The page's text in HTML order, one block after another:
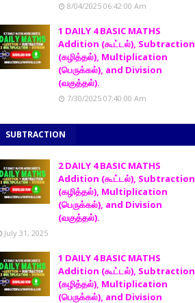
8/04/2025 06:42:00 Am
1 DAILY 4 BASIC MATHS
Addition (கூட்டல்), Subtraction
(கழித்தல்), Multiplication
(பெருக்கல்), and Division
(வகுத்தல்).
7/30/2025 07:40:00 Am
SUBTRACTION
2 DAILY 4 BASIC MATHS
Addition (கூட்டல்), Subtraction
(கழித்தல்), Multiplication
(பெருக்கல்), and Division
(வகுத்தல்).
July 31, 2025
1 DAILY 4 BASIC MATHS
Addition (கூட்டல்), Subtraction
(கழித்தல்), Multiplication
(பெருக்கல்), and Division